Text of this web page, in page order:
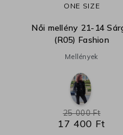
ONE SIZE
Női mellény 21-14
(R05) Fashion
Mellények
17 400 Ft
25 000 Ft